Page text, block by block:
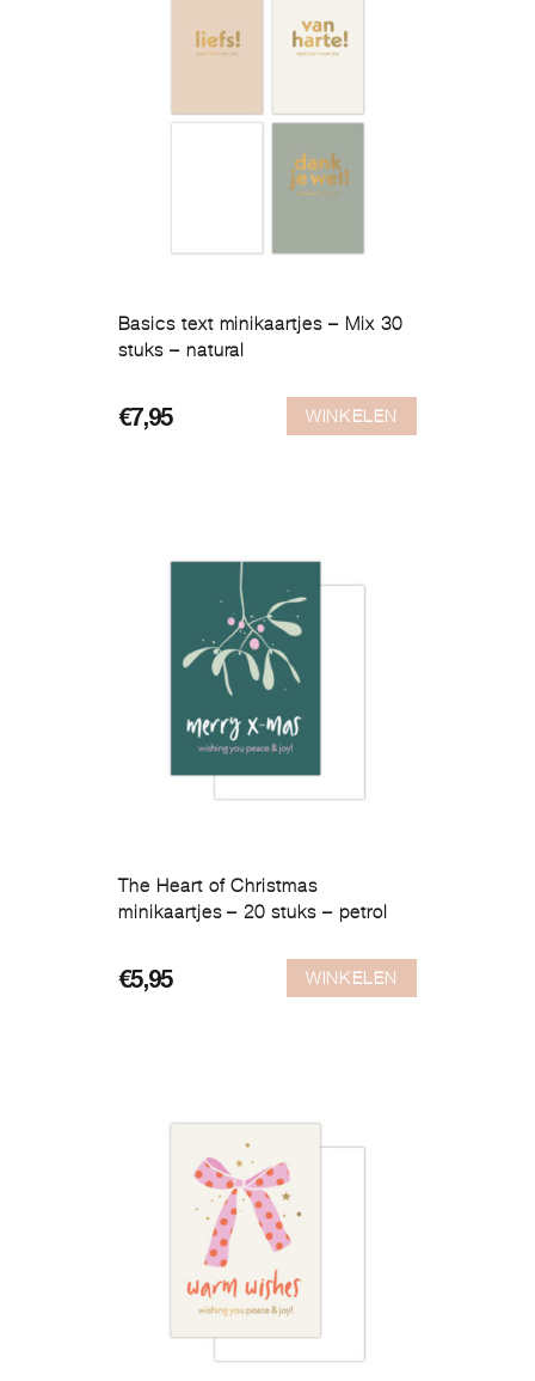
Basics text minikaartjes – Mix 30
stuks – natural
€7,95 WINKELEN
The Heart of Christmas
minikaartjes – 20 stuks – petrol
€5,95 WINKELEN